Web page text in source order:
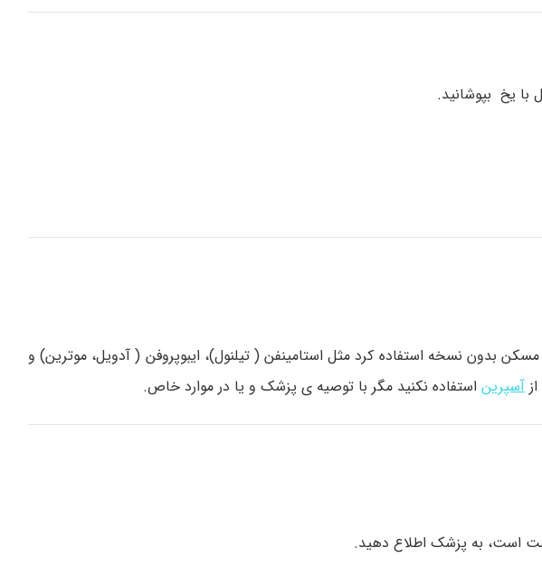
بدون نسخه استفاده کرد مثل استامینفن ( تیلنول)، ایبوپروفن ( آدویل، موترین) و
آسپرین استفاده نکنید مگر با توصیه ی پزشک و یا در موارد خاص.